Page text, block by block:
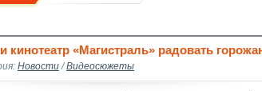
кинотеатр «Магистраль» радовать
Новости /Видеосюжеты